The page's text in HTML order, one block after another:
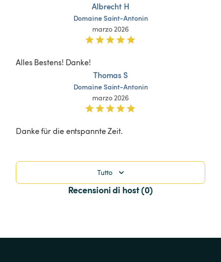
Albrecht H
DomaineSaint-Antonin
marzo 2026
Alles Bestens! Danke!
Thomas S
DomaineSaint-Antonin
marzo 2026
Danke für die entspannte Zeit.
Tutto
Recensioni di host (0)